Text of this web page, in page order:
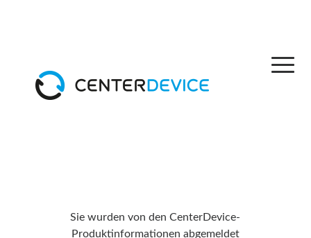
Sie wurden von den CenterDevice-
Produktinformationen abgemeldet